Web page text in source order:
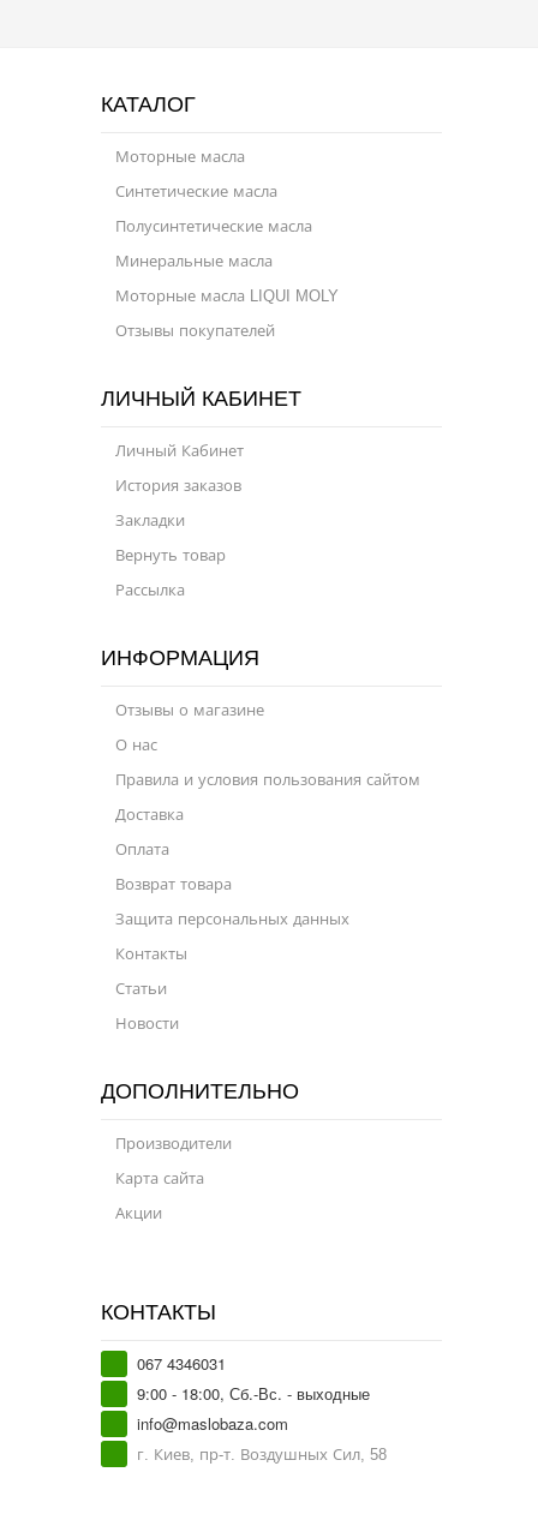
КАТАЛОГ
Моторные масла
Синтетические масла
Полусинтетические масла
Минеральные масла
Моторные масла LIQUI MOLY
Отзывы покупателей
ЛИЧНЫЙ КАБИНЕТ
Личный Кабинет
История заказов
Закладки
Вернуть товар
Рассылка
ИНФОРМАЦИЯ
Отзывы о магазине
О нас
Правила и условия пользования сайтом
Доставка
Оплата
Возврат товара
Защита персональных данных
Контакты
Статьи
Новости
ДОПОЛНИТЕЛЬНО
Производители
Карта сайта
Акции
КОНТАКТЫ
067 4346031
9:00 - 18:00, Сб.-Вс. - выходные
info@maslobaza.com
г. Киев, пр-т. Воздушных Сил, 58